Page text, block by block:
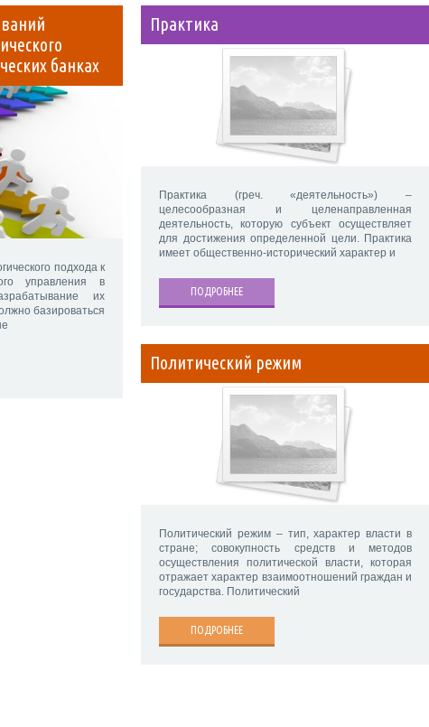
банках
подхода к
управления в
их
базироваться
Практика
Практика (греч. «деятельность») –
целесообразная и целенаправленная
деятельность, которую субъект осуществляет
для достижения определенной цели. Практика
имеет общественно-исторический характер и
ПОДРОБНЕЕ
Политический режим
Политический режим – тип, характер власти в
стране; совокупность средств и методов
осуществления политической власти, которая
отражает характер взаимоотношений граждан и
государства. Политический
ПОДРОБНЕЕ